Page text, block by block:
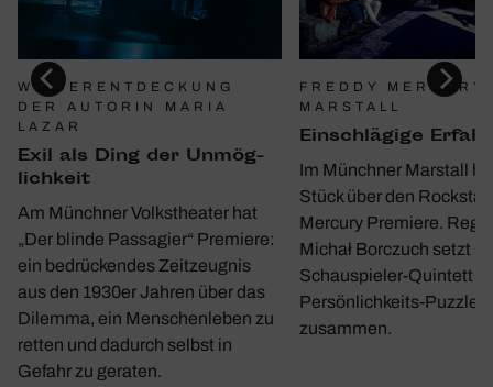
WIEDERENTDECKUNG
DER AUTORIN MARIA
LAZAR
Exil als Ding der Unmög­
lich­keit
Am Münchner Volkstheater hat
„Der blinde Passagier“ Premiere:
ein bedrückendes Zeitzeugnis
aus den 1930er Jahren über das
Dilemma, ein Menschenleben zu
retten und dadurch selbst in
Gefahr zu geraten.
FREDDY MERCURY
MARSTALL
Einschlä­gige
Im Münchner Marstall
Stück über den Rockstar
Mercury Premiere.
Michał Borczuch setzt
Schauspieler-Quintett
Persönlichkeits-Puzzle
zusammen.